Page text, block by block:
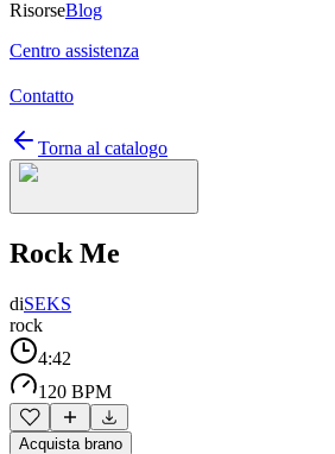
RisorseBlog
Centro assistenza
Contatto
Torna al catalogo
Rock Me
diSEKS
rock
4:42
120 BPM
Acquista brano